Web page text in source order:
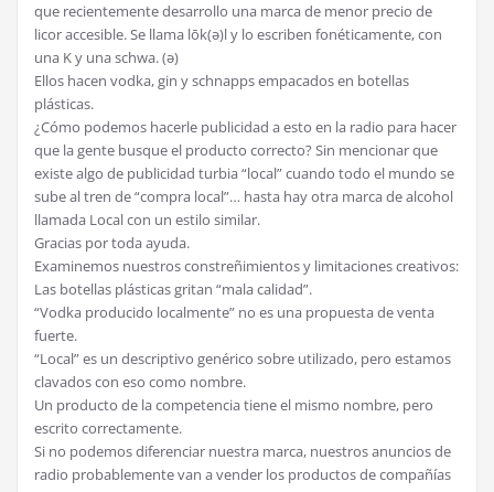
que recientemente desarrollo una marca de menor precio de
licor accesible. Se llama lōk(ə)l y lo escriben fonéticamente, con
una K y una schwa. (ə)
Ellos hacen vodka, gin y schnapps empacados en botellas
plásticas.
¿Cómo podemos hacerle publicidad a esto en la radio para hacer
que la gente busque el producto correcto? Sin mencionar que
existe algo de publicidad turbia “local” cuando todo el mundo se
sube al tren de “compra local”… hasta hay otra marca de alcohol
llamada Local con un estilo similar.
Gracias por toda ayuda.
Examinemos nuestros constreñimientos y limitaciones creativos:
Las botellas plásticas gritan “mala calidad”.
“Vodka producido localmente” no es una propuesta de venta
fuerte.
“Local” es un descriptivo genérico sobre utilizado, pero estamos
clavados con eso como nombre.
Un producto de la competencia tiene el mismo nombre, pero
escrito correctamente.
Si no podemos diferenciar nuestra marca, nuestros anuncios de
radio probablemente van a vender los productos de compañías